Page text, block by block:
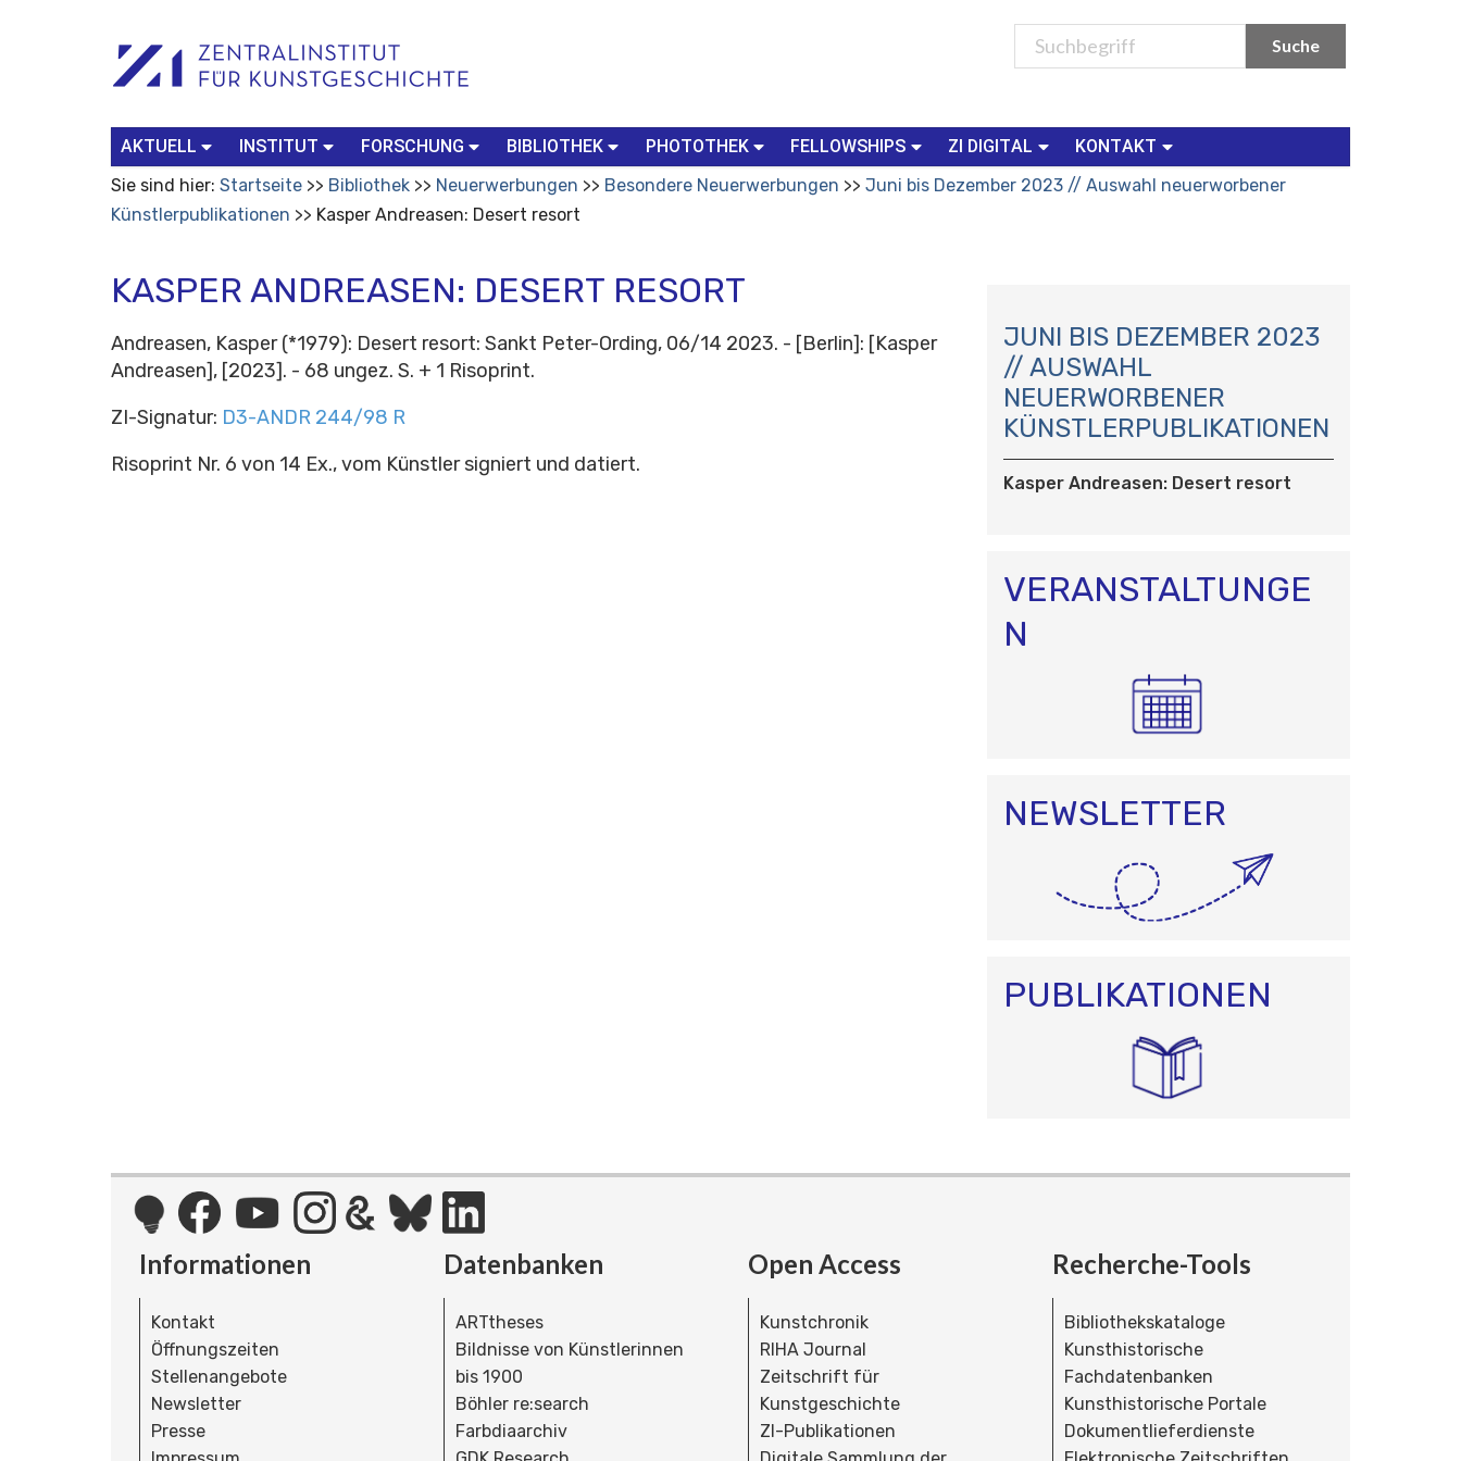
Werkzeuge
Search…
AKTUELL INSTITUT FORSCHUNG BIBLIOTHEK PHOTOTHEK FELLOWSHIPS ZI DIGITAL
KONTAKT
Sie sind hier: Startseite Bibliothek Neuerwerbungen Besondere Neuerwerbungen
Juni bis Dezember 2023 // Auswahl neuerworbener
Künstlerpublikationen
Kasper Andreasen: Desert resort
KASPER ANDREASEN: DESERT RESORT
Andreasen, Kasper (*1979): Desert resort: Sankt Peter-Ording, 06/14 2023. - [Berlin]: [Kasper
Andreasen], [2023]. - 68 ungez. S. + 1 Risoprint.
ZI-Signatur: D3-ANDR 244/98 R
Risoprint Nr. 6 von 14 Ex., vom Künstler signiert und datiert.
A
V
I
G
A
T
I
JUNI BIS DEZEMBER 2023
// AUSWAHL
NEUERWORBENER
KÜNSTLERPUBLIKATIONEN
Kasper Andreasen: Desert resort
VERANSTALTUNGE
N
NEWSLETTER
PUBLIKATIONEN
Informationen
Kontakt
Öffnungszeiten
Stellenangebote
Newsletter
Presse
Datenbanken
ARTtheses
Bildnisse von Künstlerinnen
bis 1900
Böhler re:search
Farbdiaarchiv
Open Access
Kunstchronik
RIHA Journal
Zeitschrift für
Kunstgeschichte
ZI-Publikationen
Recherche-Tools
Bibliothekskataloge
Kunsthistorische
Fachdatenbanken
Kunsthistorische Portale
Dokumentlieferdienste